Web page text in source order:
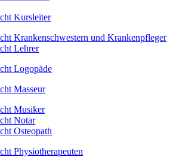
Kursleiter
Krankenschwestern und Krankenpfleger
Lehrer
Logopäde
Masseur
Musiker
Notar
Osteopath
Physiotherapeuten